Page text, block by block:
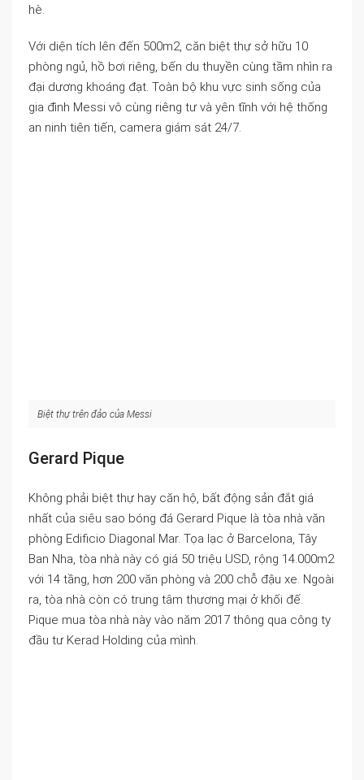
hè.
Với diện tích lên đến 500m2, căn biệt thự sở hữu 10
phòng ngủ, hồ bơi riêng, bến du thuyền cùng tầm nhìn ra
đại dương khoáng đạt. Toàn bộ khu vực sinh sống của
gia đình Messi vô cùng riêng tư và yên tĩnh với hệ thống
an ninh tiên tiến, camera giám sát 24/7.
Biệt thự trên đảo của Messi
Gerard Pique
Không phải biệt thự hay căn hộ, bất động sản đắt giá
nhất của siêu sao bóng đá Gerard Pique là tòa nhà văn
phòng Edificio Diagonal Mar. Tọa lạc ở Barcelona, Tây
Ban Nha, tòa nhà này có giá 50 triệu USD, rộng 14.000m2
với 14 tầng, hơn 200 văn phòng và 200 chỗ đậu xe. Ngoài
ra, tòa nhà còn có trung tâm thương mại ở khối đế.
Pique mua tòa nhà này vào năm 2017 thông qua công ty
đầu tư Kerad Holding của mình.